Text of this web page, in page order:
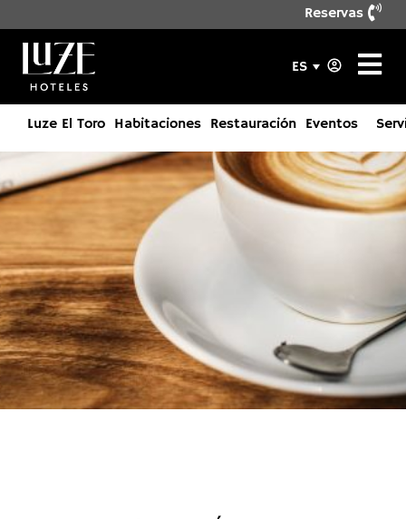
Reservas
ES
Luze El Toro Habitaciones Restauración Eventos